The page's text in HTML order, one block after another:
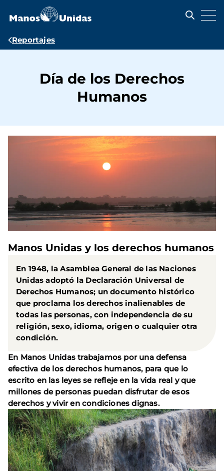
contenido
Ruta
Reportajes
Día de los Derechos
Humanos
Manos Unidas y los derechos humanos
En 1948, la Asamblea General de las Naciones
Unidas adoptó la Declaración Universal de
Derechos Humanos; un documento histórico
que proclama los derechos inalienables de
todas las personas, con independencia de su
religión, sexo, idioma, origen o cualquier otra
condición.
En Manos Unidas trabajamos por una defensa
efectiva de los derechos humanos, para que lo
escrito en las leyes se refleje en la vida real y que
millones de personas puedan disfrutar de esos
derechos y vivir en condiciones dignas.